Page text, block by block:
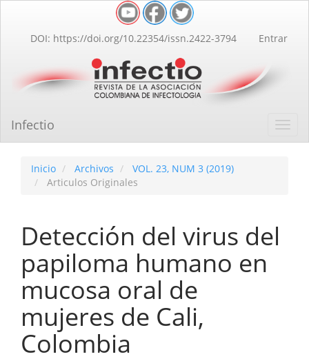
Contenido
principal
lateral
DOI: https://doi.org/10.22354/issn.2422-3794 Entrar
Infectio
Inicio Archivos
VOL. 23, NUM 3 (2019)
Articulos Originales
Detección del virus del
papiloma humano en
mucosa oral de
mujeres de Cali,
Colombia